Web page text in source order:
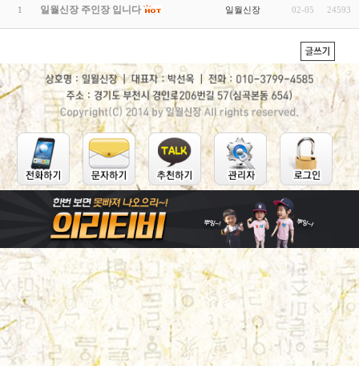
1 일월신장 주인장 입니다 일월신장 02-05 24593